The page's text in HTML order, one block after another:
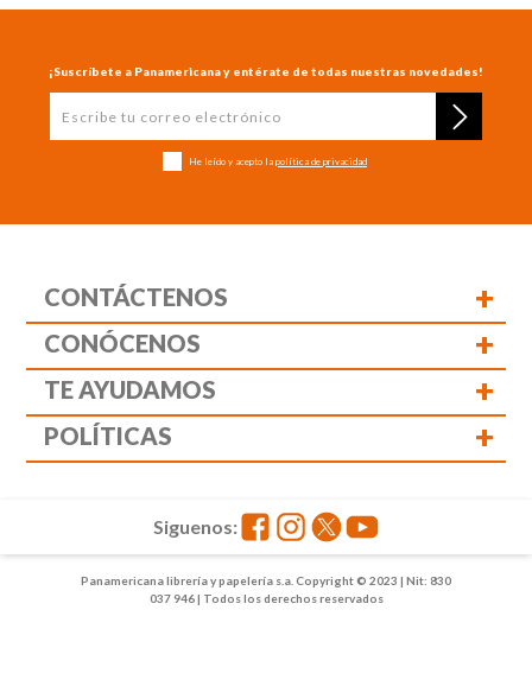
¡Suscríbete a Panamericana y entérate de todas nuestras novedades!
He leído y acepto la política de privacidad
CONTÁCTENOS +
CONÓCENOS +
TE AYUDAMOS +
POLÍTICAS +
Panamericana librería y papelería s.a. Copyright © 2023 | Nit: 830
037 946 | Todos los derechos reservados
Siguenos: